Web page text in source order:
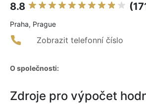
8.8
Praha, Prague
Zobrazit telefonní číslo
O společnosti:
Zdroje pro výpočet